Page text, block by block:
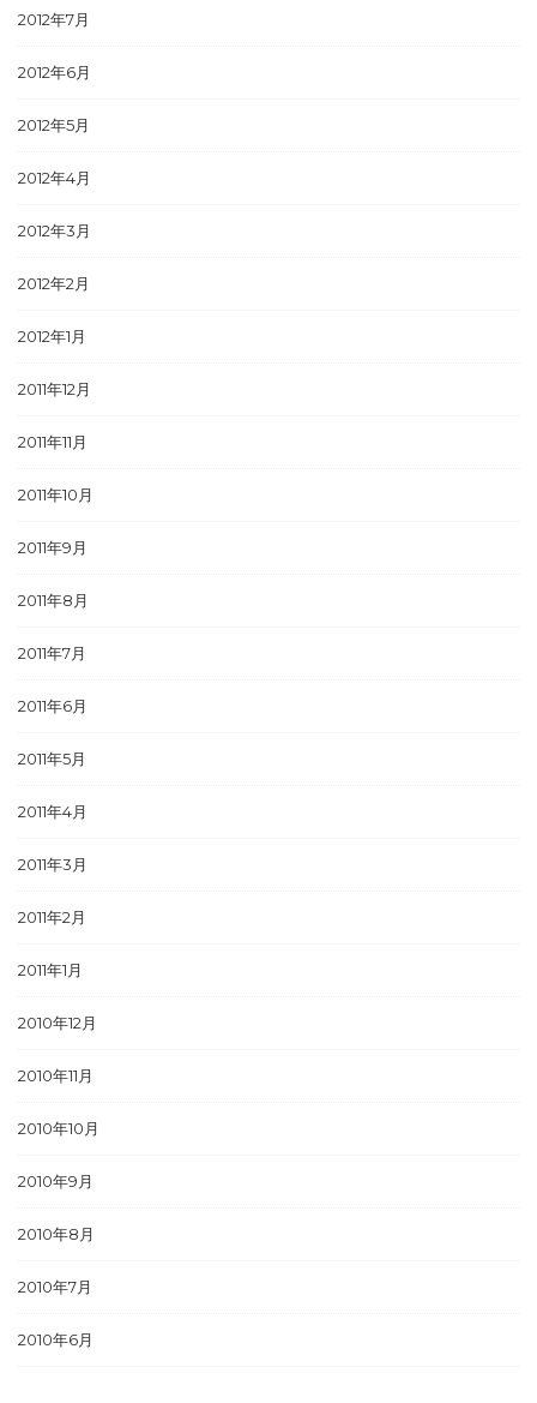
2012年7月
2012年6月
2012年5月
2012年4月
2012年3月
2012年2月
2012年1月
2011年12月
2011年11月
2011年10月
2011年9月
2011年8月
2011年7月
2011年6月
2011年5月
2011年4月
2011年3月
2011年2月
2011年1月
2010年12月
2010年11月
2010年10月
2010年9月
2010年8月
2010年7月
2010年6月